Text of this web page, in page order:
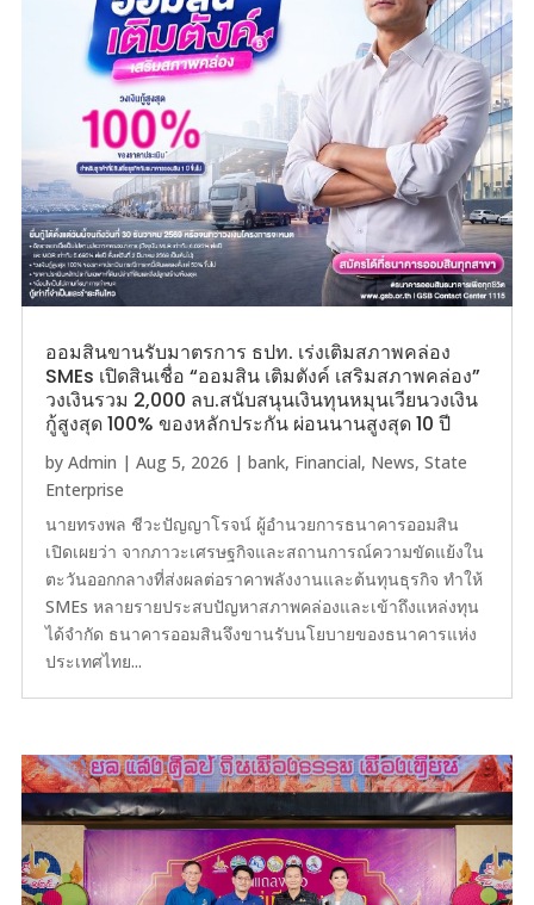
ออมสินขานรับมาตรการ ธปท. เร่งเติมสภาพคล่อง
SMEs เปิดสินเชื่อ “ออมสิน เติมตังค์ เสริมสภาพคล่อง”
วงเงินรวม 2,000 ลบ.สนับสนุนเงินทุนหมุนเวียนวงเงิน
กู้สูงสุด 100% ของหลักประกัน ผ่อนนานสูงสุด 10 ปี
by Admin | Aug 5, 2026 | bank, Financial, News, State
Enterprise
นายทรงพล ชีวะปัญญาโรจน์ ผู้อำนวยการธนาคารออมสิน
เปิดเผยว่า จากภาวะเศรษฐกิจและสถานการณ์ความขัดแย้งใน
ตะวันออกกลางที่ส่งผลต่อราคาพลังงานและต้นทุนธุรกิจ ทำให้
SMEs หลายรายประสบปัญหาสภาพคล่องและเข้าถึงแหล่งทุน
ได้จำกัด ธนาคารออมสินจึงขานรับนโยบายของธนาคารแห่ง
ประเทศไทย...